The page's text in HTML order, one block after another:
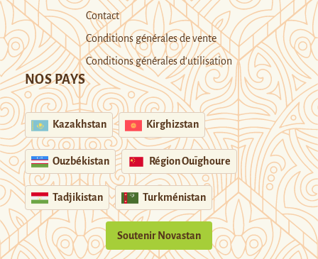
Contact
Conditions générales de vente
Conditions générales d’utilisation
NOS PAYS
Kazakhstan Kirghizstan
Ouzbékistan Région Ouïghoure
Tadjikistan Turkménistan
Soutenir Novastan